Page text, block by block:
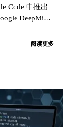
Code 中推出
DeepMind
，而 GitHub
阅读更多